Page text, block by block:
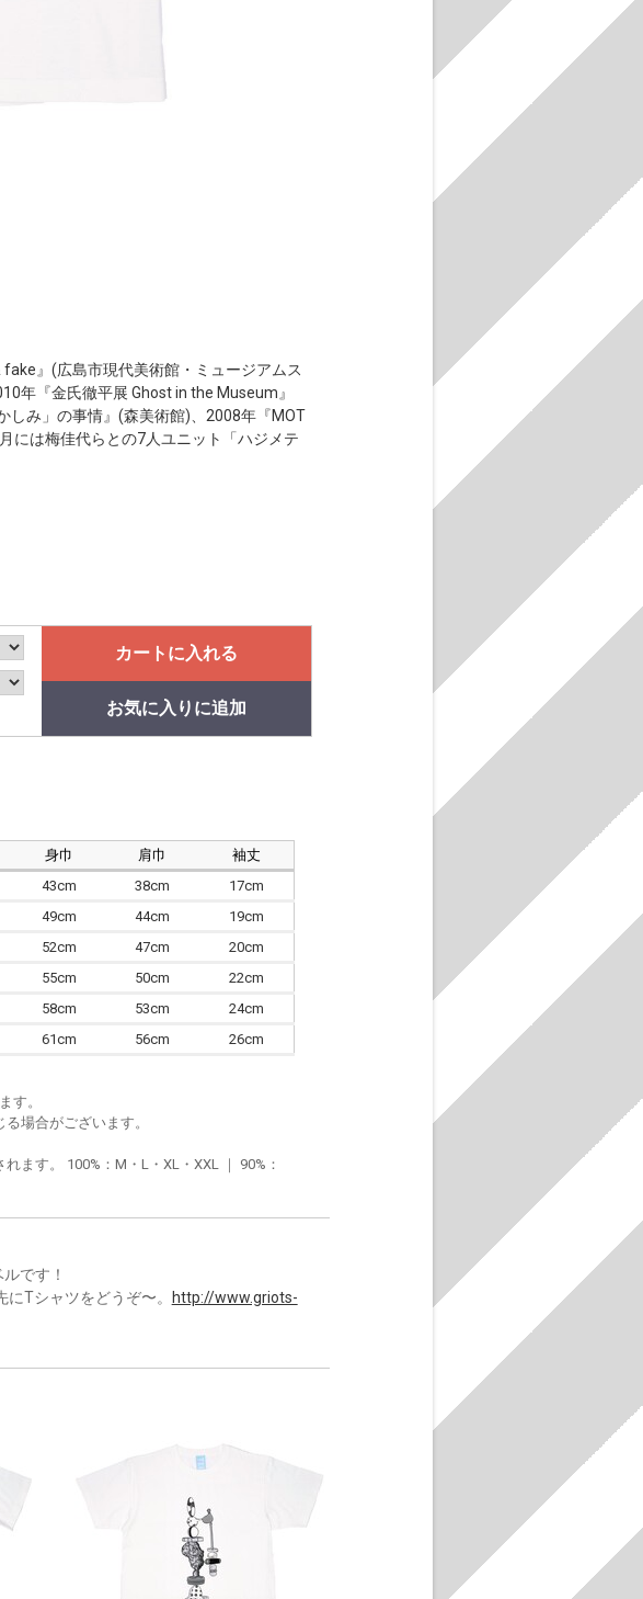
』(広島市現代美術館・ミュージアムス
年『金氏徹平展 Ghost in the Museum』
しみ」の事情』(森美術館)、2008年『MOT
には梅佳代らとの7人ユニット「ハジメテ
カートに入れる
お気に入りに追加
身巾 肩巾
袖丈
43cm 38cm
17cm
49cm 44cm
19cm
52cm 47cm
20cm
55cm 50cm
22cm
58cm 53cm
24cm
61cm 56cm 26cm
す。
場合がございます。
ます。 100%：M・L・XL・XXL ｜ 90%：
です！
Tシャツをどうぞ〜。
http://www.griots-